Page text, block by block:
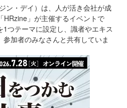
ン・デイ）は、人が活き会社が成
HRzine」が主催するイベントで
つテーマに設定し、識者やエキス
加者のみなさんと共有していま